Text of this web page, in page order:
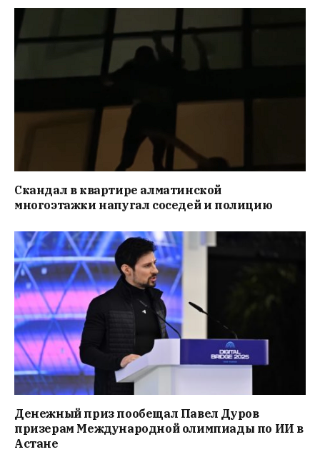
Скандал в квартире алматинской
многоэтажки напугал соседей и полицию
Денежный приз пообещал Павел Дуров
призерам Международной олимпиады по ИИ в
Астане